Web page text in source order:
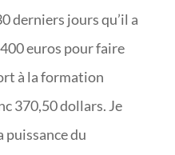
derniers jours qu’il a
euros pour faire
à la formation
370,50 dollars. Je
du